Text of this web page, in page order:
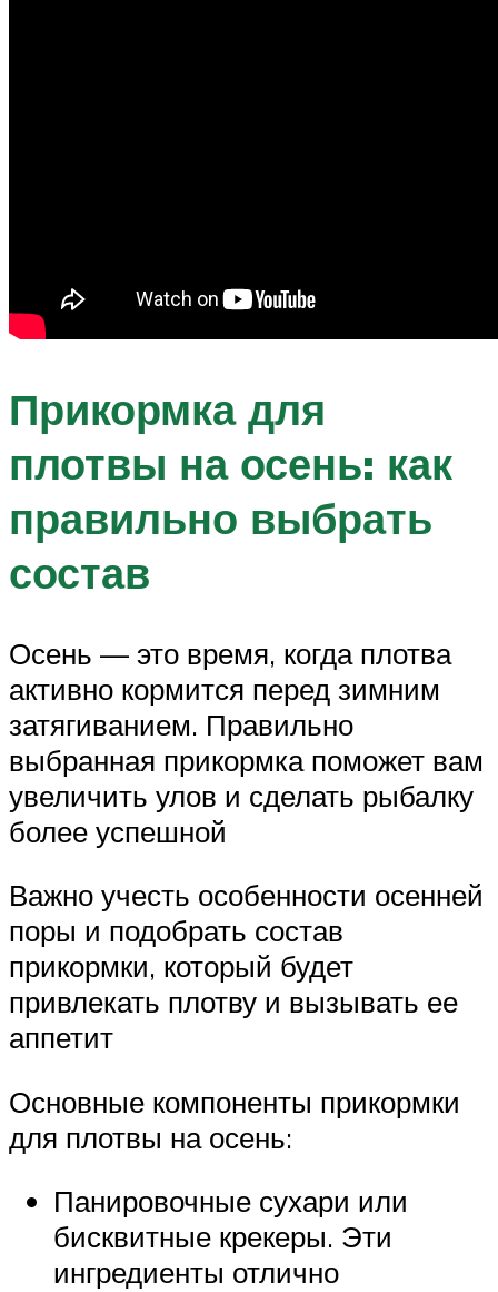
Прикормка для
плотвы на осень: как
правильно выбрать
состав
Осень — это время, когда плотва
активно кормится перед зимним
затягиванием. Правильно
выбранная прикормка поможет вам
увеличить улов и сделать рыбалку
более успешной
Важно учесть особенности осенней
поры и подобрать состав
прикормки, который будет
привлекать плотву и вызывать ее
аппетит
Основные компоненты прикормки
для плотвы на осень:
Панировочные сухари или
бисквитные крекеры. Эти
ингредиенты отлично